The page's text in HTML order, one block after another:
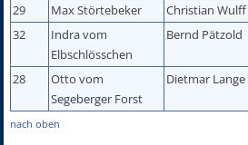
29 Max Störtebeker Christian Wulff
32
Indra vom
Elbschlösschen
Bernd Pätzold
28
Otto vom
Segeberger Forst
Dietmar Lange
nach oben